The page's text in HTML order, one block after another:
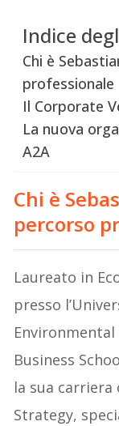
Indice
Chi è
professionale
Il Corporate
La nuova
A2A
Chi è
percorso
Laureato in
presso
Business
la sua carriera
Strategy,